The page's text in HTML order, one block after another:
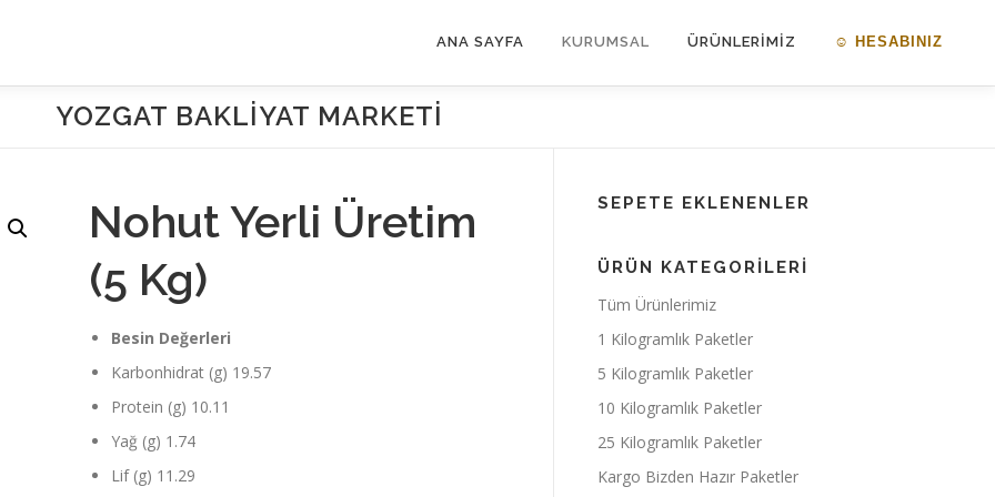
ANA SAYFA KURUMSAL ÜRÜNLERİMİZ ☺ HESABINIZ
YOZGAT BAKLIYAT MARKETI
Nohut Yerli Üretim
(5 Kg)
Besin Değerleri
Karbonhidrat (g) 19.57
Protein (g) 10.11
Yağ (g) 1.74
Lif (g) 11.29
SEPETE EKLENENLER
ÜRÜN KATEGORILERI
Tüm Ürünlerimiz
1 Kilogramlık Paketler
5 Kilogramlık Paketler
10 Kilogramlık Paketler
25 Kilogramlık Paketler
Kargo Bizden Hazır Paketler